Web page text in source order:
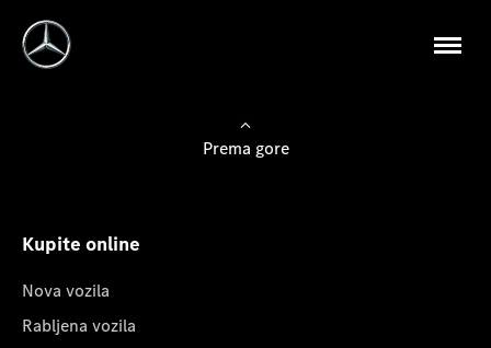
Prema gore
Kupite online
Nova vozila
Rabljena vozila